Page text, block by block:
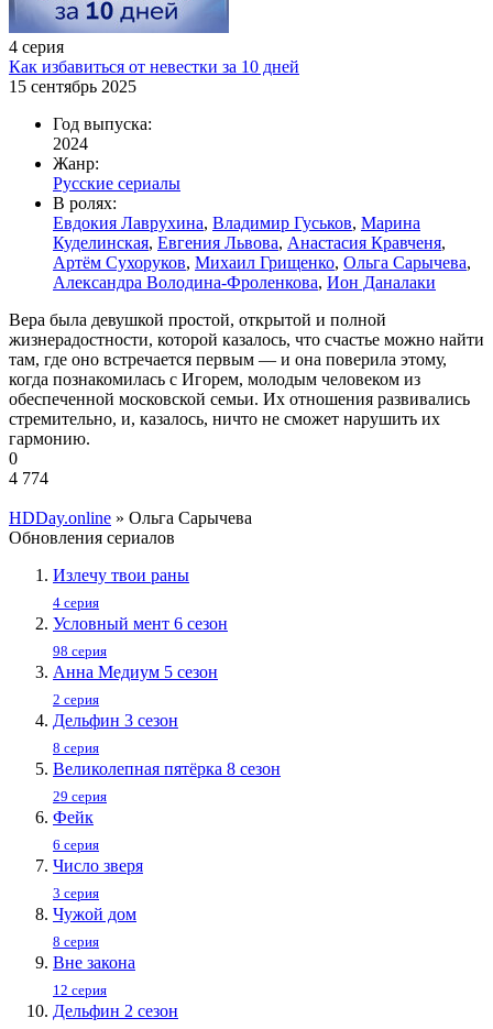
4 серия
Как избавиться от невестки за 10 дней
15 сентябрь 2025
Год выпуска:
2024
Жанр:
Русские сериалы
В ролях:
Евдокия Лаврухина, Владимир Гуськов, Марина
Куделинская, Евгения Львова, Анастасия Кравченя,
Артём Сухоруков, Михаил Грищенко, Ольга Сарычева,
Александра Володина-Фроленкова, Ион Даналаки
Вера была девушкой простой, открытой и полной
жизнерадостности, которой казалось, что счастье можно найти
там, где оно встречается первым — и она поверила этому,
когда познакомилась с Игорем, молодым человеком из
обеспеченной московской семьи. Их отношения развивались
стремительно, и, казалось, ничто не сможет нарушить их
гармонию.
0
4 774
HDDay.online » Ольга Сарычева
Обновления сериалов
Излечу твои раны
4 серия
Условный мент 6 сезон
98 серия
Анна Медиум 5 сезон
2 серия
Дельфин 3 сезон
8 серия
Великолепная пятёрка 8 сезон
29 серия
Фейк
6 серия
Число зверя
3 серия
Чужой дом
8 серия
Вне закона
12 серия
Дельфин 2 сезон